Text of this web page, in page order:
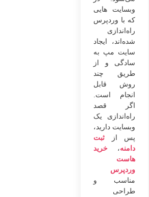
وبسایت هایی
که با وردپرس
راه‌اندازی
شده‌اند، ایجاد
سایت مپ به
سادگی و از
طریق چند
روش قابل
انجام است.
اگر قصد
راه‌اندازی یک
وبسایت دارید،
پس از ثبت
دامنه، خرید
هاست
وردپرس
مناسب و
طراحی